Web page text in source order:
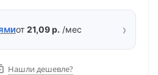
от 21,09 р. /мес ›
Нашли дешевле?